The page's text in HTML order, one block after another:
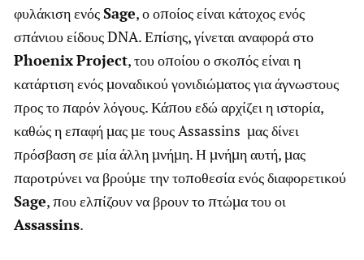
φυλάκιση ενόςSage, ο οποίος είναι κάτοχος ενός
σπάνιου είδους DNA. Επίσης, γίνεται αναφορά στο
PhoenixProject, του οποίου ο σκοπός είναι η
κατάρτιση ενός μοναδικού γονιδιώματος για άγνωστους
προς το παρόν λόγους. Κάπου εδώ αρχίζει η ιστορία,
καθώς η επαφή μας με τους Assassins μας δίνει
πρόσβαση σε μία άλλη μνήμη. Η μνήμη αυτή, μας
παροτρύνει να βρούμε την τοποθεσία ενός διαφορετικού
Sage, που ελπίζουν να βρουν το πτώμα του οι
Assassins.